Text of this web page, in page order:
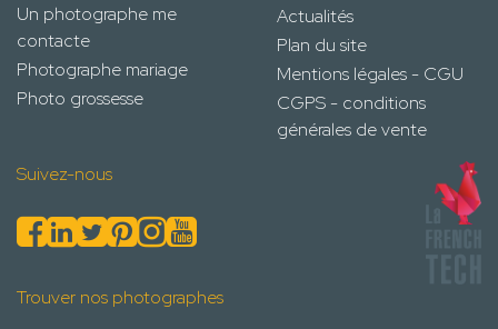
Un photographe me
contacte
Photographe mariage
Photo grossesse
Actualités
Plan du site
Mentions légales - CGU
CGPS - conditions
générales de vente
Suivez-nous
Trouver nos photographes